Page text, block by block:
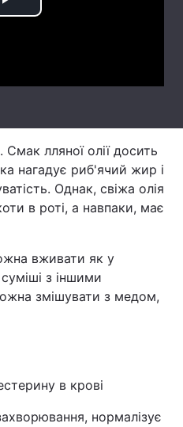
Play
лляної олії досить
нагадує риб'ячий жир і
Однак, свіжа олія
в роті, а навпаки, має
вживати як у
з іншими
змішувати з медом,
в крові
нормалізує